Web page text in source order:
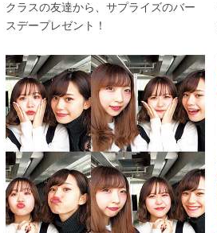
クラスの友達から、サプライズのバー
スデープレゼント！